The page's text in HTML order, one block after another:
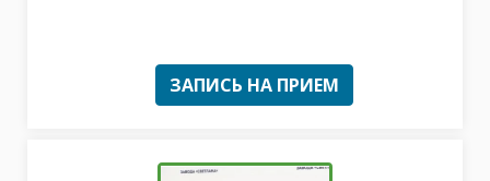
ЗАПИСЬ НА ПРИЕМ